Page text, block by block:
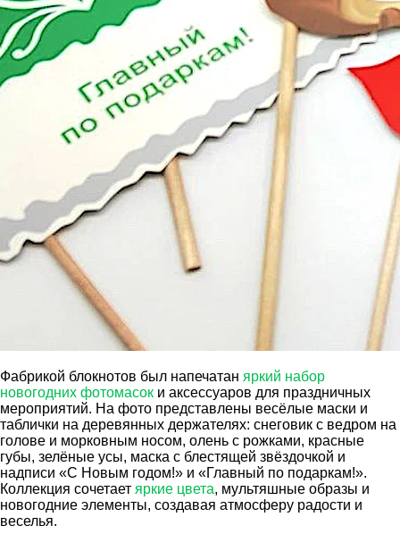
Фабрикой блокнотов был напечатан яркий набор
новогодних фотомасок и аксессуаров для праздничных
мероприятий. На фото представлены весёлые маски и
таблички на деревянных держателях: снеговик с ведром на
голове и морковным носом, олень с рожками, красные
губы, зелёные усы, маска с блестящей звёздочкой и
надписи «С Новым годом!» и «Главный по подаркам!».
Коллекция сочетает яркие цвета, мультяшные образы и
новогодние элементы, создавая атмосферу радости и
веселья.